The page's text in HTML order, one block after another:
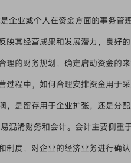
企业或个人在资金方面的事务管
映其经营成果和发展潜力，良好
理的财务规划，确定启动资金的
过程中，如何合理安排资金用于
，是留存用于企业扩张，还是分
混淆财务和会计。会计主要侧重
制度，对企业的经济业务进行确